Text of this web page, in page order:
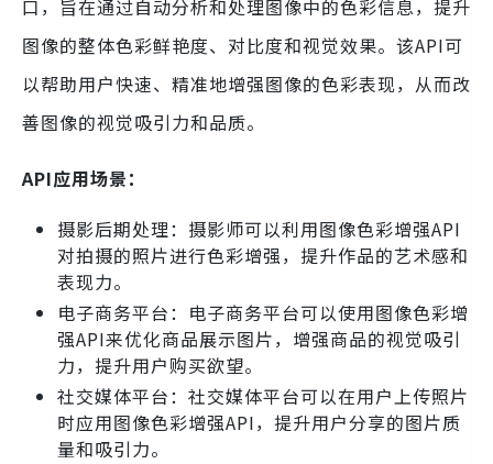
口，旨在通过自动分析和处理图像中的色彩信息，提升
图像的整体色彩鲜艳度、对比度和视觉效果。该API可
以帮助用户快速、精准地增强图像的色彩表现，从而改
善图像的视觉吸引力和品质。
API应用场景：
摄影后期处理：摄影师可以利用图像色彩增强API
对拍摄的照片进行色彩增强，提升作品的艺术感和
表现力。
电子商务平台：电子商务平台可以使用图像色彩增
强API来优化商品展示图片，增强商品的视觉吸引
力，提升用户购买欲望。
社交媒体平台：社交媒体平台可以在用户上传照片
时应用图像色彩增强API，提升用户分享的图片质
量和吸引力。